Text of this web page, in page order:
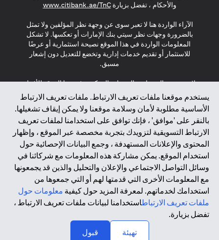
يستخدم موقعنا ملفات تعريف الارتباط. ملفات تعريف الارتباط
الأساسية مطلوبة لأمان وسلامة موقعنا ولا يمكن إيقاف تشغيلها.
بالنقر على 'موافق' ، فإنك توافق على استخدامنا لملفات تعريف
الارتباط التسويقية لتزويدك بتجربة مخصصة عبر الموقع ، وإظهار
المحتوى والإعلانات المستهدفة ، وجمع البيانات الإحصائية حول
استخدام الموقع. يمكن مشاركة هذه المعلومات مع شركائنا في
وسائل التواصل الاجتماعي والإعلان والتحليل والذين قد يجمعونها
مع المعلومات الأخرى التي قدمتها لهم أو التي جمعوها من
استخدامك لخدماتهم. لمعرفة المزيد حول كيفية معلومات حول
ملفات تعريف الارتباطاستخدامنا لبيانات ملفات تعريف الارتباط ،
تفضل بزيارة.
تهيئة
قبول
والأحكام ، تفضل بزيارةwww.citibank.ae/TnC
in a new tab
الآراء الواردة هنا لا تعبر سوى عن وجهة نظر المؤلفين ولا تمثل
بالضرورة وجهات نظر سيتي بنك الإمارات أو تعكسها. لا تشكل
المعلومات الواردة في هذا الموقع نصيحة استثمارية أو عرضًا
للاستثمار أو تقديم خدمات إدارية وتخضع للتعديل دون إشعار
مسبق.
لا يتم تقديم المنتجات والخدمات المذكورة في هذا الموقع للأفراد
المقيمين في الاتحاد الأوروبي أو المنطقة الاقتصادية الأوروبية أو
سويسرا أو غيرنسي أو جيرسي أو موناكو أو سان مارينو أو
الفاتيكان أو جزيرة مان أو المملكة المتحدة أو خصوصية البيانات
(لائحة حماية البيانات العامة \ قانون حماية البيانات الشخصية
العامة \ قانون خصوصية نيوزيلندا). المحتوى الموجود في هذه
الصفحة ليس ولا ينبغي تفسيره على أنه عرض أو دعوة أو دعوة
لشراء أو بيع أي من المنتجات والخدمات المذكورة هنا لمثل هؤلاء
الأفراد.
*GDPR – اللائحة العامة لحماية البيانات؛ * LGPD – Lei Geral de
Proteção de Dados Pessoais ; *NZPA – قانون الخصوصية
النيوزيلندي
2025 citibank.ae